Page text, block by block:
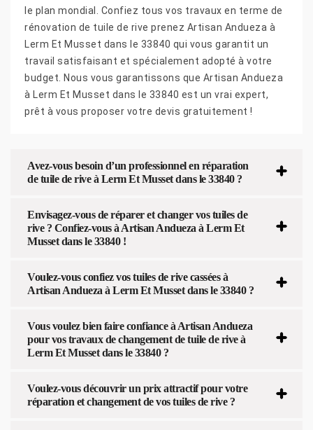
le plan mondial. Confiez tous vos travaux en terme de
rénovation de tuile de rive prenez Artisan Andueza à
Lerm Et Musset dans le 33840 qui vous garantit un
travail satisfaisant et spécialement adopté à votre
budget. Nous vous garantissons que Artisan Andueza
à Lerm Et Musset dans le 33840 est un vrai expert,
prêt à vous proposer votre devis gratuitement !
Avez-vous besoin d’un professionnel en réparation
de tuile de rive à Lerm Et Musset dans le 33840 ?
Envisagez-vous de réparer et changer vos tuiles de
rive ? Confiez-vous à Artisan Andueza à Lerm Et
Musset dans le 33840 !
Voulez-vous confiez vos tuiles de rive cassées à
Artisan Andueza à Lerm Et Musset dans le 33840 ?
Vous voulez bien faire confiance à Artisan Andueza
pour vos travaux de changement de tuile de rive à
Lerm Et Musset dans le 33840 ?
Voulez-vous découvrir un prix attractif pour votre
réparation et changement de vos tuiles de rive ?